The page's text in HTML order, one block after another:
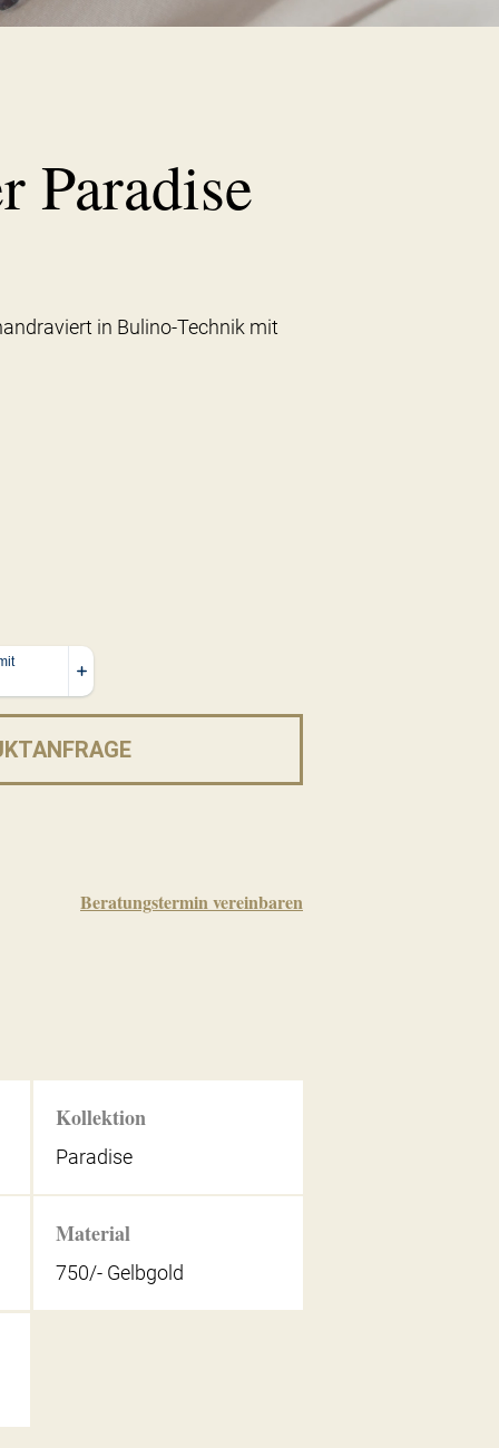
Paradise
in Bulino-Technik mit
Beratungstermin vereinbaren
Kollektion
Paradise
Material
750/- Gelbgold